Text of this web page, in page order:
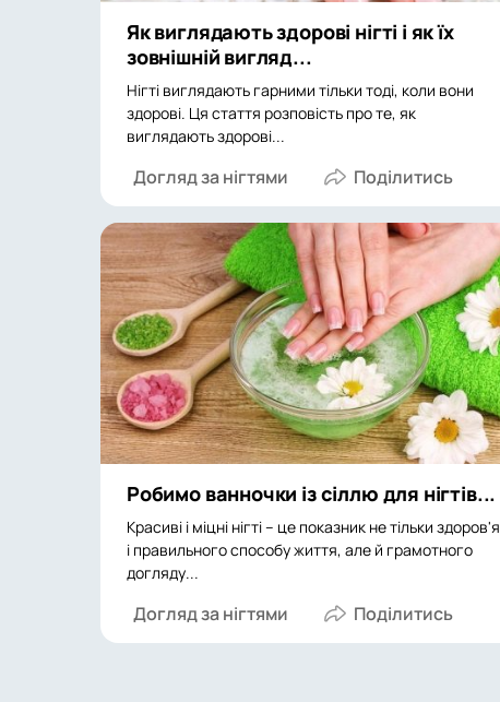
Як виглядають здорові нігті і як їх
зовнішній вигляд...
Нігті виглядають гарними тільки тоді, коли вони
здорові. Ця стаття розповість про те, як
виглядають здорові...
Догляд за нігтями
Робимо ванночки із сіллю для нігтів...
Красиві і міцні нігті – це показник не тільки здоров'я
і правильного способу життя, але й грамотного
догляду...
Догляд за нігтями